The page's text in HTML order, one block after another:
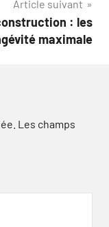
Article suivant
: les
maximale
Les champs